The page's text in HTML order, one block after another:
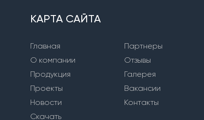
КАРТА САЙТА
Главная
О компании
Продукция
Проекты
Новости
Скачать
Партнеры
Отзывы
Галерея
Вакансии
Контакты